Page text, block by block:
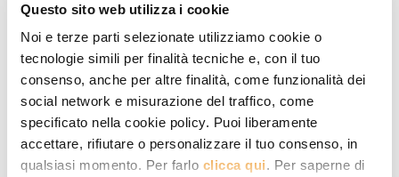
Questo sito web utilizza i cookie
Noi e terze parti selezionate utilizziamo cookie o
tecnologie simili per finalità tecniche e, con il tuo
consenso, anche per altre finalità, come funzionalità dei
social network e misurazione del traffico, come
specificato nella cookie policy. Puoi liberamente
accettare, rifiutare o personalizzare il tuo consenso, in
qualsiasi momento. Per farlo clicca qui. Per saperne di
I musulmani italiani e la questione
palestinese
Report di ricerca realizzato dalla Fondazione Oasis,
gennaio 2024
31.01.2024
Chiara Pellegrino